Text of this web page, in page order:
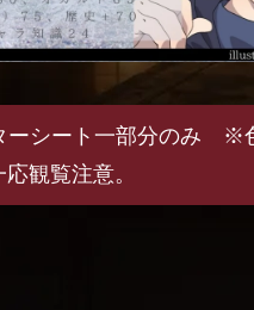
ーシート一部分のみ ※
観覧注意。